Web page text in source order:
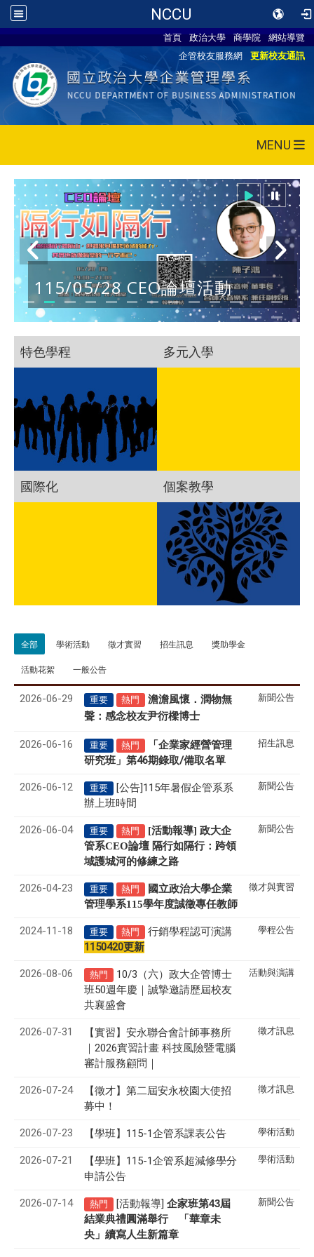
NCCU
首頁 政治大學 商學院
網站導覽
企管校友服務網
更新校友通訊
MENU
115/05/28 CEO論壇活動
特色學程 多元入學
國際化 個案教學
全部 學術活動 徵才實習 招生訊息 獎助學金
活動花絮 一般公告
2026-06-29 重要 熱門
澹澹風懷．潤物無
聲 ： 感念校友尹衍樑博士
新聞公告
2026-06-16 重要 熱門
「企業家經營管理
研究班」第46期錄取/備取名單
招生訊息
2026-06-12 重要
[公告]115年暑假企管系系
辦上班時間
新聞公告
2026-06-04 重要 熱門
[活動報導] 政大企
管系CEO論壇 隔行如隔行：跨領
域護城河的修練之路
新聞公告
2026-04-23 重要 熱門
國立政治大學企業
管理學系115學年度誠徵專任教師
徵才與實習
2024-11-18 重要 熱門
行銷學程認可演講
1150420更新
學程公告
2026-08-06 熱門
10/3（六）政大企管博士
班50週年慶｜誠摯邀請歷屆校友
共襄盛會
活動與演講
2026-07-31
【實習】安永聯合會計師事務所
｜2026實習計畫 科技風險暨電腦
審計服務顧問｜
徵才訊息
2026-07-24 【徵才】 第二屆安永校園大使招
募中！
徵才訊息
2026-07-23 【學班】115-1企管系課表公告 學術活動
2026-07-21
【學班】115-1企管系超減修學分
申請公告
學術活動
2026-07-14 熱門 [活動報導] 企家班第43屆
結業典禮圓滿舉行 「華章未
央」續寫人生新篇章
新聞公告